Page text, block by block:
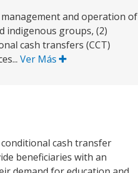
and operation of
indigenous groups, (2)
cash transfers (CCT)
Ver Más
cash transfer
beneficiaries with an